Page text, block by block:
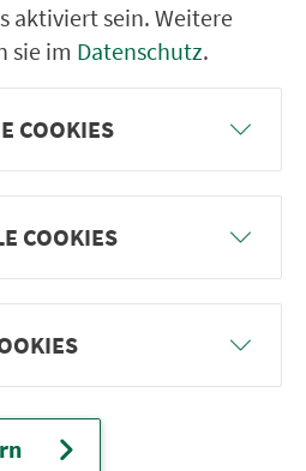
o.d.T.)
Str
Groß­raum
aktiviert sein. Weitere
sie im Datenschutz.
COOKIES
COOKIES